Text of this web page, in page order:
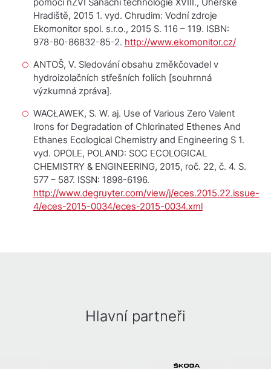
pomocí nZVI Sanační technologie XVIII., Uherské
Hradiště, 2015 1. vyd. Chrudim: Vodní zdroje
Ekomonitor spol. s.r.o., 2015 S. 116 – 119. ISBN:
978-80-86832-85-2. http://www.ekomonitor.cz/
ANTOŠ, V. Sledování obsahu změkčovadel v
hydroizolačních střešních foliích [souhrnná
výzkumná zpráva].
WACŁAWEK, S. W. aj. Use of Various Zero Valent
Irons for Degradation of Chlorinated Ethenes And
Ethanes Ecological Chemistry and Engineering S1.
vyd. OPOLE, POLAND: SOC ECOLOGICAL
CHEMISTRY & ENGINEERING, 2015, roč. 22, č. 4. S.
577 – 587. ISSN: 1898-6196.
http://www.degruyter.com/view/j/eces.2015.22.issue-
4/eces-2015-0034/eces-2015-0034.xml
Hlavní partneři